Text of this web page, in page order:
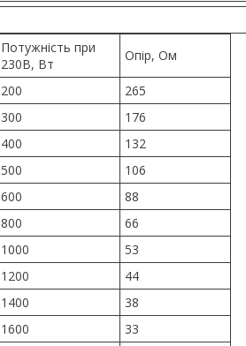
Потужність при
230В, Вт
Опір, Ом
200
265
300
176
400
132
500
106
600
88
800
66
1000
53
1200
44
1400
38
1600
33